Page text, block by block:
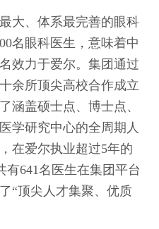
大、体系最完善的眼科
名眼科医生，意味着中
效力于爱尔。集团通过
余所顶尖高校合作成立
涵盖硕士点、博士点、
学研究中心的全周期人
在爱尔执业超过5年的
有641名医生在集团平台
“顶尖人才集聚、优质